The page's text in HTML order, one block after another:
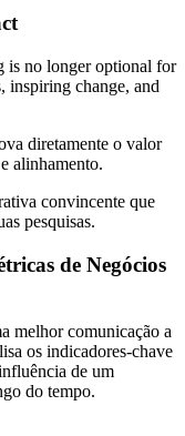
is no longer optional for
inspiring change, and
diretamente o valor
alinhamento.
convincente que
pesquisas.
de Negócios
melhor comunicação a
os indicadores-chave
de um
do tempo.